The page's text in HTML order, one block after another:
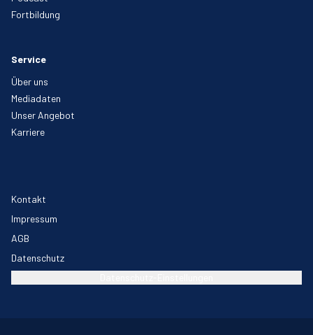
Fortbildung
Service
Über uns
Mediadaten
Unser Angebot
Karriere
Kontakt
Impressum
AGB
Datenschutz